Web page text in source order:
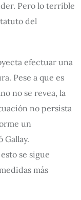
Pero lo terrible
del
efectuar una
Pese a que es
no se revea, la
no persista
un
Gallay.
se sigue
más